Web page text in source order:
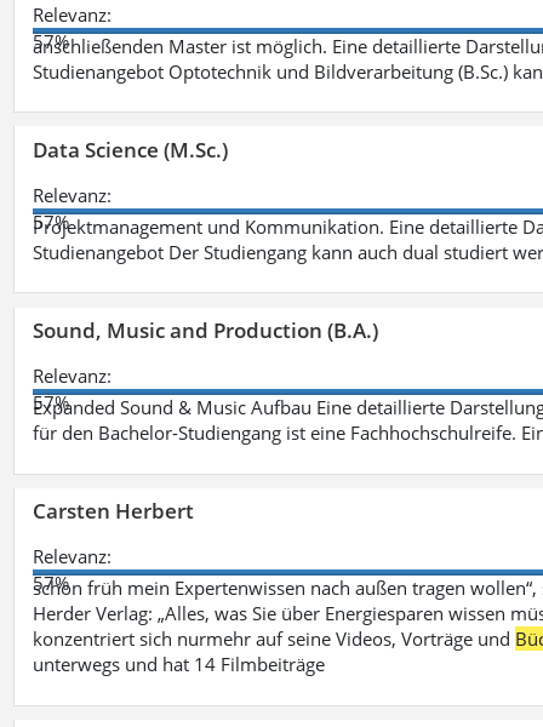
Relevanz:
57%
anschließenden Master ist möglich. Eine detaillierte
Studienangebot Optotechnik und Bildverarbeitung (B.Sc.)
Data Science (M.Sc.)
Relevanz:
57%
Projektmanagement und Kommunikation. Eine detaillierte
Studienangebot Der Studiengang kann auch dual studiert
Sound, Music and Production (B.A.)
Relevanz:
57%
Expanded Sound & Music Aufbau Eine detaillierte
für den Bachelor-Studiengang ist eine Fachhochschulreife.
Carsten Herbert
Relevanz:
57%
schon früh mein Expertenwissen nach außen tragen
Herder Verlag: „Alles, was Sie über Energiesparen wissen
konzentriert sich nurmehr auf seine Videos, Vorträge und
unterwegs und hat 14 Filmbeiträge